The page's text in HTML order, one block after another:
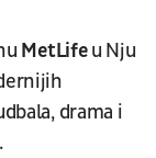
MetLifeu Nju
drama i